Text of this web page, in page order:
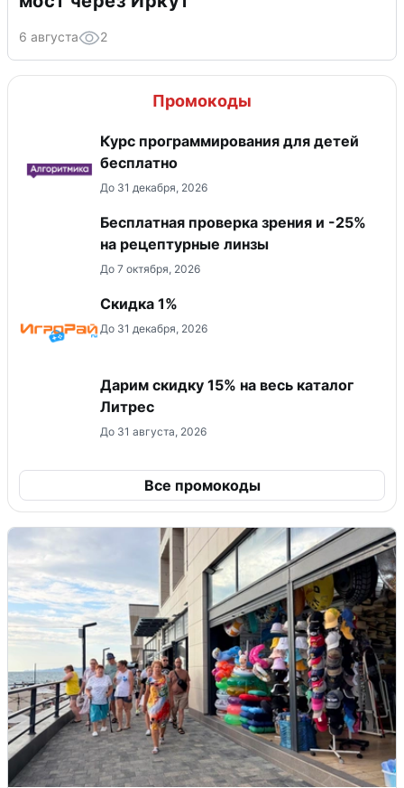
6 августа 2
Промокоды
Курс программирования для детей
бесплатно
До 31 декабря, 2026
Бесплатная проверка зрения и -25%
на рецептурные линзы
До 7 октября, 2026
Скидка 1%
До 31 декабря, 2026
Дарим скидку 15% на весь каталог
Литрес
До 31 августа, 2026
Все промокоды